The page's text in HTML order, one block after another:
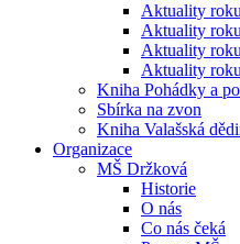
Aktuality
Aktuality
Aktuality
Aktuality
Kniha Pohádky a
Sbírka na zvon
Kniha Valašská
Organizace
MŠ Držková
Historie
O nás
Co nás čeká